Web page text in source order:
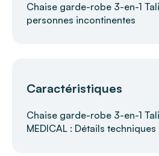
Chaise garde-robe 3-en-1
personnes incontinentes
DEVILBISS
Lachaise garde-robe 3 en 1
Caractéristiques
Chaise garde-robe 3-en-1
MEDICAL : Détails techniques